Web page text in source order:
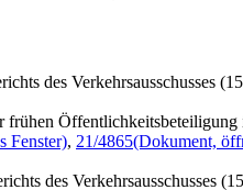
des Verkehrsausschusses
Fenster), 21/4865(Dokument,
des Verkehrsausschusses